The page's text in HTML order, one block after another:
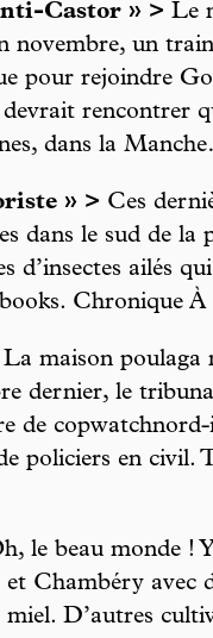
Castor » > Le
un train
pour rejoindre
rencontrer
dans la
» > Ces
dans le sud de la
d’insectes ailés
Chronique À
La maison poulaga
dernier, le
de
policiers en civil.
le beau monde !
Chambéry avec
D’autres